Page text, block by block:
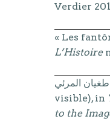
Verdier
« Les
L’Histoire
طغيان المرئي (Les Tyrannies du
visible), in
to the